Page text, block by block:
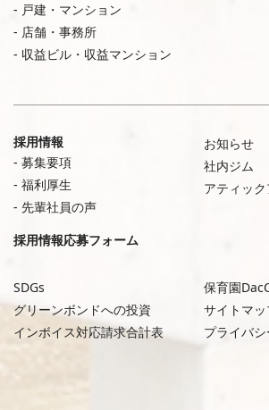
戸建・マンション
店舗・事務所
収益ビル・収益マンション
採用情報
募集要項
福利厚生
先輩社員の声
採用情報応募フォーム
お知らせ
社内ジム
アティック
SDGs
グリーンボンドへの投資
インボイス対応請求合計表
保育園
サイトマ
プライバ